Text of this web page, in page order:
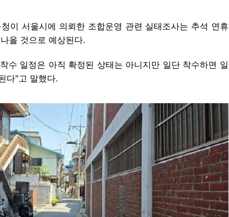
이 서울시에 의뢰한 조합운영 관련 실태조사는 추석 연휴
올 것으로 예상된다.
수 일정은 아직 확정된 상태는 아니지만 일단 착수하면 일
다"고 말했다.